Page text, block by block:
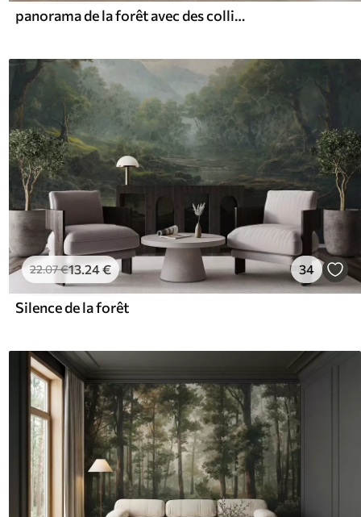
panorama de la forêt avec des collines
22.07€13.24€ 34
Silence de la forêt